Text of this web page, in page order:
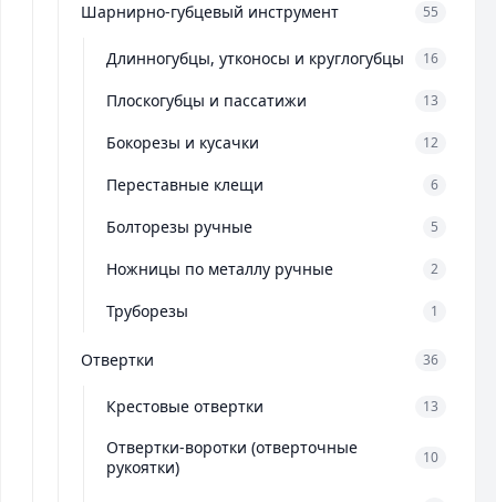
Шарнирно-губцевый инструмент 55
Длинногубцы, утконосы и круглогубцы 16
Плоскогубцы и пассатижи 13
Бокорезы и кусачки 12
Переставные клещи 6
Болторезы ручные 5
Ножницы по металлу ручные 2
Труборезы 1
Отвертки 36
Крестовые отвертки 13
Отвертки-воротки (отверточные
рукоятки)
10